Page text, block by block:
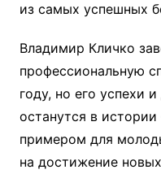
из самых успешных
Владимир Кличко
профессиональную
году, но его успехи
останутся в
примером для
на достижение